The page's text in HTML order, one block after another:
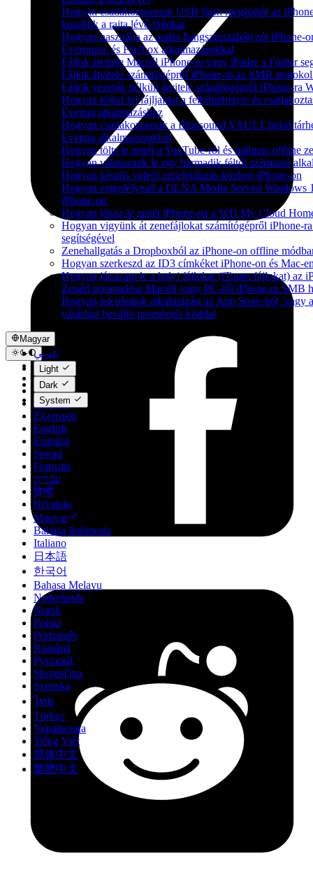
Hogyan csatlakoztassunk USB flash meghajtót az
kezeljük a rajta lévő fájlokat
Hogyan használja az audio hangszínszabályzót iPhone-
Evermusic és Flacbox alkalmazásokkal
Fájlok átvitele Macről iPhone-ra vagy iPadre a Finder
Fájlok átvitele számítógépről iPhone-ra az SMB
Fájlok vezeték nélküli átvitele számítógépről iPhone-ra
Hogyan töltsd fel fájljaidat a felhőtárhelyre és
Evertag alkalmazáshoz
Hogyan csatlakoztassuk a Bluesound VAULT belső
Evertag alkalmazásokból
Hogyan tölts le zenét a YouTube-ról és hallgass offline
Hogyan válasszunk le egy harmadik féltől származó
Hogyan készíts videót zenelejátszás közben iPhone-on
Hogyan engedélyezd a DLNA Media Servert Windows
iPhone-on
Hogyan játssz le zenét iPhone-on a WD My Cloud
Hogyan vigyünk át zenefájlokat számítógépről iPhone-
segítségével
Zenehallgatás a Dropboxból az iPhone-on offline
Hogyan szerkeszd az ID3 címkéket iPhone-on és Mac-
Hogyan játsszam le a helyi fájlokat (iTunes fájlokat) az
Zenéd streamelése Macről vagy PC-ről iPhone-ra SMB
Hogyan telepítsünk alkalmazást az App Store-ból, vagy
vásárlást beváltó promóciós kóddal
Magyar
عربي
Català
Čeština
Dansk
Deutsch
Ελληνικά
English
Español
Suomi
Français
עברית
हिन्दी
Hrvatski
Magyar
Bahasa Indonesia
Italiano
日本語
한국어
Bahasa Melayu
Nederlands
Norsk
Polski
Português
Română
Русский
Slovenčina
Svenska
ไทย
Türkçe
Українська
Tiếng Việt
简体中文
繁體中文
Light
Dark
System